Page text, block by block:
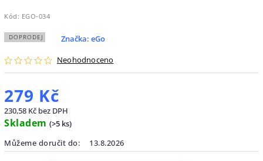
Kód: EGO-034
DOPRODEJ
Neohodnoceno
Značka: eGo
279 Kč
230,58 Kč bez DPH
Skladem (>5 ks)
Můžeme doručit do:
13.8.2026